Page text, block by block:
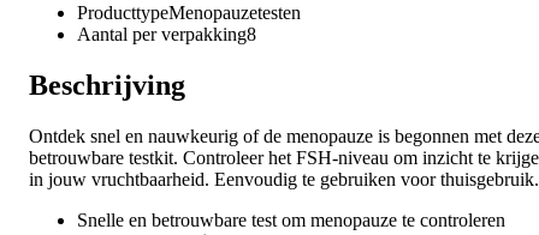
ProducttypeMenopauzetesten
Aantal per verpakking8
Beschrijving
Ontdek snel en nauwkeurig of de menopauze is begonnen met
betrouwbare testkit. Controleer het FSH-niveau om inzicht te
in jouw vruchtbaarheid. Eenvoudig te gebruiken voor thuisgebruik.
Snelle en betrouwbare test om menopauze te controleren